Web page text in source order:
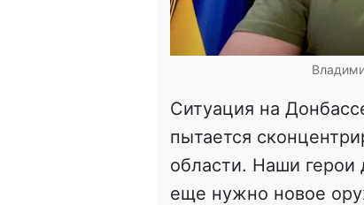
Ситуация на
пытается
области. Наши герои
еще нужно новое